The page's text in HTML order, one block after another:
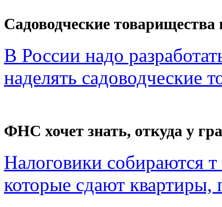
Садоводческие
В России надо
наделять садоводческие
ФНС хочет знать, откуда у
Налоговики собираются
которые сдают квартиры,